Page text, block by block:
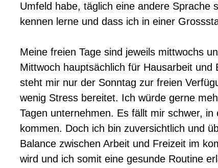
Umfeld habe, täglich eine andere Sprache
kennen lerne und dass ich in einer
Meine freien Tage sind jeweils mittwochs
Mittwoch hauptsächlich für Hausarbeit und
steht mir nur der Sonntag zur freien
wenig Stress bereitet. Ich würde gerne
Tagen unternehmen. Es fällt mir schwer, in
kommen. Doch ich bin zuversichtlich und
Balance zwischen Arbeit und Freizeit im
wird und ich somit eine gesunde Routine